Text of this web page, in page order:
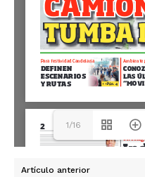
1/16
Artículo anterior